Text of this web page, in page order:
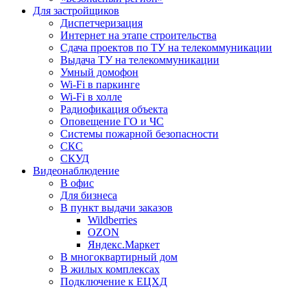
Для застройщиков
Диспетчеризация
Интернет на этапе строительства
Сдача проектов по ТУ на телекоммуникации
Выдача ТУ на телекоммуникации
Умный домофон
Wi-Fi в паркинге
Wi-Fi в холле
Радиофикация объекта
Оповещение ГО и ЧС
Системы пожарной безопасности
СКС
СКУД
Видеонаблюдение
В офис
Для бизнеса
В пункт выдачи заказов
Wildberries
OZON
Яндекс.Маркет
В многоквартирный дом
В жилых комплексах
Подключение к ЕЦХД